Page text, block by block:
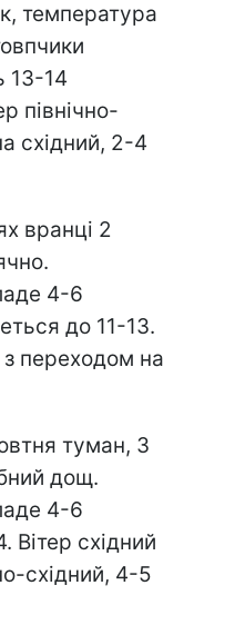
температура
13-14
північно-
східний, 2-4
вранці 2
4-6
до 11-13.
з переходом на
туман, 3
дощ.
4-6
Вітер східний
східний, 4-5